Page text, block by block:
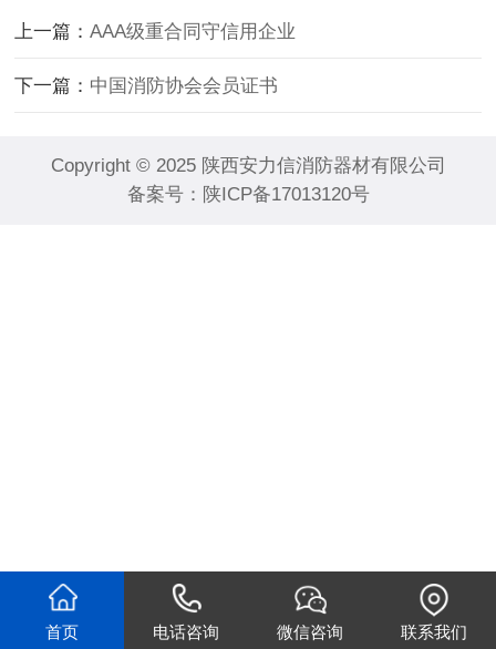
上一篇：AAA级重合同守信用企业
下一篇： 中国消防协会会员证书
Copyright © 2025 陕西安力信消防器材有限公司
备案号： 陕ICP备17013120号
首页 电话咨询 微信咨询 联系我们